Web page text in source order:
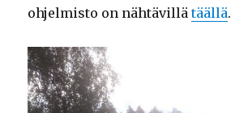
ohjelmisto on nähtävillätäällä.